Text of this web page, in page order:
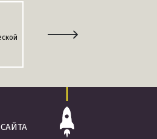
Информационно-поисковая